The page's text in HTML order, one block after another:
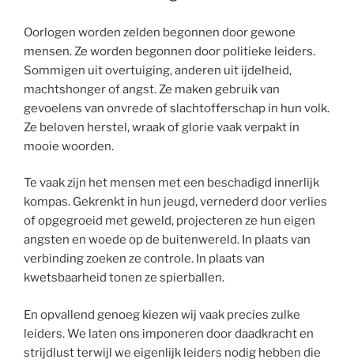
Oorlogen worden zelden begonnen door gewone
mensen. Ze worden begonnen door politieke leiders.
Sommigen uit overtuiging, anderen uit ijdelheid,
machtshonger of angst. Ze maken gebruik van
gevoelens van onvrede of slachtofferschap in hun volk.
Ze beloven herstel, wraak of glorie vaak verpakt in
mooie woorden.
Te vaak zijn het mensen met een beschadigd innerlijk
kompas. Gekrenkt in hun jeugd, vernederd door verlies
of opgegroeid met geweld, projecteren ze hun eigen
angsten en woede op de buitenwereld. In plaats van
verbinding zoeken ze controle. In plaats van
kwetsbaarheid tonen ze spierballen.
En opvallend genoeg kiezen wij vaak precies zulke
leiders. We laten ons imponeren door daadkracht en
strijdlust terwijl we eigenlijk leiders nodig hebben die